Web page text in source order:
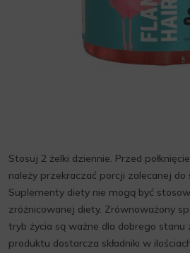
Stosuj 2 żelki dziennie. Przed
należy przekraczać porcji zalecanej do
Suplementy diety nie mogą być
zróżnicowanej diety. Zrównoważony
tryb życia są ważne dla dobrego stanu
produktu dostarcza składniki w